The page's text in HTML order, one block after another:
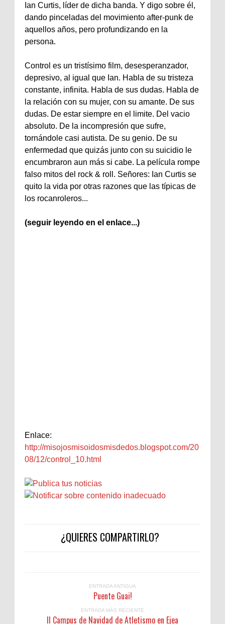
Ian Curtis, líder de dicha banda. Y digo sobre él,
dando pinceladas del movimiento after-punk de
aquellos años, pero profundizando en la
persona.
Control es un tristísimo film, desesperanzador,
depresivo, al igual que Ian. Habla de su tristeza
constante, infinita. Habla de sus dudas. Habla de
la relación con su mujer, con su amante. De sus
dudas. De estar siempre en el limite. Del vacio
absoluto. De la incompresión que sufre,
tornándole casi autista. De su genio. De su
enfermedad que quizás junto con su suicidio le
encumbraron aun más si cabe. La película rompe
falso mitos del rock & roll. Señores: Ian Curtis se
quito la vida por otras razones que las típicas de
los rocanroleros...
(seguir leyendo en el enlace...)
Enlace:
http://misojosmisoidosmisdedos.blogspot.com/20
08/12/control_10.html
¿QUIERES COMPARTIRLO?
ENTRADA ANTIGUA
Puente Guai!
ENTRADA MÁS RECIENTE
II Campus de Navidad de Atletismo en Ejea